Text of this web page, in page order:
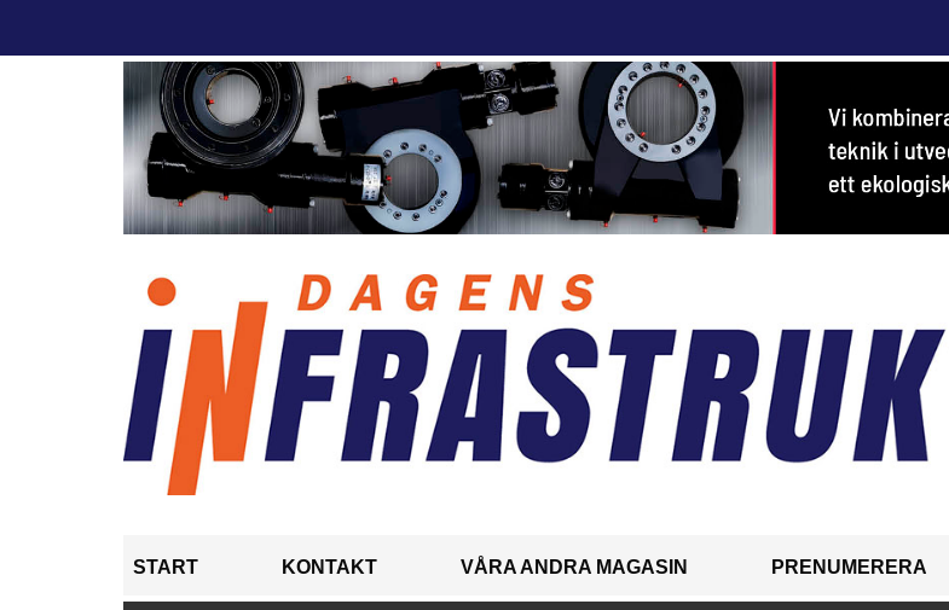
START KONTAKT VÅRA ANDRA MAGASIN PRENUMERERA